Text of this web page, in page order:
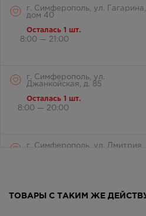
г. Симферополь, ул. Гагарина,
дом 40
Осталась 1 шт.
8:00 — 21:00
г. Симферополь, ул.
Джанкойская, д. 85
Осталась 1 шт.
8:00 — 20:00
г. Симферополь, ул. Дмитрия
ТОВАРЫ С ТАКИМ ЖЕ